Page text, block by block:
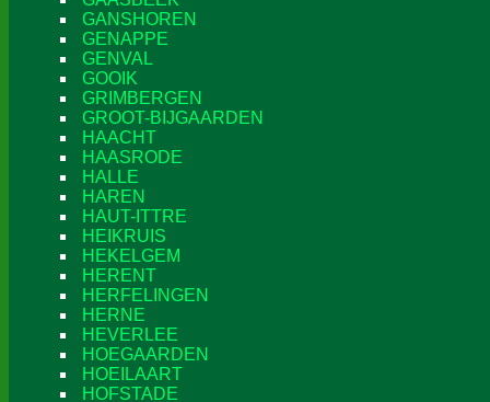
GANSHOREN
GENAPPE
GENVAL
GOOIK
GRIMBERGEN
GROOT-BIJGAARDEN
HAACHT
HAASRODE
HALLE
HAREN
HAUT-ITTRE
HEIKRUIS
HEKELGEM
HERENT
HERFELINGEN
HERNE
HEVERLEE
HOEGAARDEN
HOEILAART
HOFSTADE